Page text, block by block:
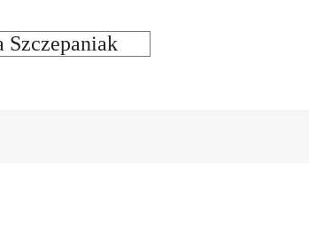
Szczepaniak